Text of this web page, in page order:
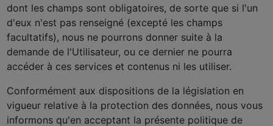
dont les champs sont obligatoires, de sorte que si l'un
d'eux n'est pas renseigné (excepté les champs
facultatifs), nous ne pourrons donner suite à la
demande de l'Utilisateur, ou ce dernier ne pourra
accéder à ces services et contenus ni les utiliser.
Conformément aux dispositions de la législation en
vigueur relative à la protection des données, nous vous
informons qu'en acceptant la présente politique de